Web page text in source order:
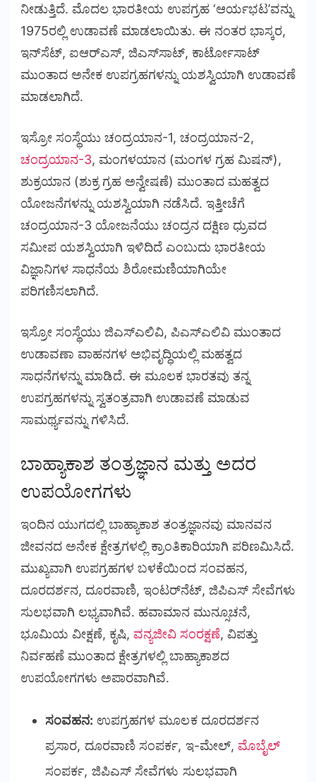
ನೀಡುತ್ತಿದೆ. ಮೊದಲ ಭಾರತೀಯ ಉಪಗ್ರಹ ‘ಆರ್ಯಭಟ’ವನ್ನು
1975ರಲ್ಲಿ ಉಡಾವಣೆ ಮಾಡಲಾಯಿತು. ಈ ನಂತರ ಭಾಸ್ಕರ,
ಇನ್‌ಸೆಟ್, ಐಆರ್‌ಎಸ್, ಜಿಎಸ್‌ಸಾಟ್, ಕಾರ್ಟೋಸಾಟ್
ಮುಂತಾದ ಅನೇಕ ಉಪಗ್ರಹಗಳನ್ನು ಯಶಸ್ವಿಯಾಗಿ ಉಡಾವಣೆ
ಮಾಡಲಾಗಿದೆ.
ಇಸ್ರೋ ಸಂಸ್ಥೆಯು ಚಂದ್ರಯಾನ-1, ಚಂದ್ರಯಾನ-2,
ಚಂದ್ರಯಾನ-3, ಮಂಗಳಯಾನ (ಮಂಗಳ ಗ್ರಹ ಮಿಷನ್),
ಶುಕ್ರಯಾನ (ಶುಕ್ರ ಗ್ರಹ ಅನ್ವೇಷಣೆ) ಮುಂತಾದ ಮಹತ್ವದ
ಯೋಜನೆಗಳನ್ನು ಯಶಸ್ವಿಯಾಗಿ ನಡೆಸಿದೆ. ಇತ್ತೀಚೆಗೆ
ಚಂದ್ರಯಾನ-3 ಯೋಜನೆಯು ಚಂದ್ರನ ದಕ್ಷಿಣ ಧ್ರುವದ
ಸಮೀಪ ಯಶಸ್ವಿಯಾಗಿ ಇಳಿದಿದೆ ಎಂಬುದು ಭಾರತೀಯ
ವಿಜ್ಞಾನಿಗಳ ಸಾಧನೆಯ ಶಿರೋಮಣಿಯಾಗಿಯೇ
ಪರಿಗಣಿಸಲಾಗಿದೆ.
ಇಸ್ರೋ ಸಂಸ್ಥೆಯು ಜಿಎಸ್ಎಲಿವಿ, ಪಿಎಸ್ಎಲಿವಿ ಮುಂತಾದ
ಉಡಾವಣಾ ವಾಹನಗಳ ಅಭಿವೃದ್ಧಿಯಲ್ಲಿ ಮಹತ್ವದ
ಸಾಧನೆಗಳನ್ನು ಮಾಡಿದೆ. ಈ ಮೂಲಕ ಭಾರತವು ತನ್ನ
ಉಪಗ್ರಹಗಳನ್ನು ಸ್ವತಂತ್ರವಾಗಿ ಉಡಾವಣೆ ಮಾಡುವ
ಸಾಮರ್ಥ್ಯವನ್ನು ಗಳಿಸಿದೆ.
ಬಾಹ್ಯಾಕಾಶ ತಂತ್ರಜ್ಞಾನ ಮತ್ತು ಅದರ
ಉಪಯೋಗಗಳು
ಇಂದಿನ ಯುಗದಲ್ಲಿ ಬಾಹ್ಯಾಕಾಶ ತಂತ್ರಜ್ಞಾನವು ಮಾನವನ
ಜೀವನದ ಅನೇಕ ಕ್ಷೇತ್ರಗಳಲ್ಲಿ ಕ್ರಾಂತಿಕಾರಿಯಾಗಿ ಪರಿಣಮಿಸಿದೆ.
ಮುಖ್ಯವಾಗಿ ಉಪಗ್ರಹಗಳ ಬಳಕೆಯಿಂದ ಸಂವಹನ,
ದೂರದರ್ಶನ, ದೂರವಾಣಿ, ಇಂಟರ್‌ನೆಟ್, ಜಿಪಿಎಸ್ ಸೇವೆಗಳು
ಸುಲಭವಾಗಿ ಲಭ್ಯವಾಗಿವೆ. ಹವಾಮಾನ ಮುನ್ಸೂಚನೆ,
ಭೂಮಿಯ ವೀಕ್ಷಣೆ, ಕೃಷಿ, ವನ್ಯಜೀವಿ ಸಂರಕ್ಷಣೆ, ವಿಪತ್ತು
ನಿರ್ವಹಣೆ ಮುಂತಾದ ಕ್ಷೇತ್ರಗಳಲ್ಲಿ ಬಾಹ್ಯಾಕಾಶದ
ಉಪಯೋಗಗಳು ಅಪಾರವಾಗಿವೆ.
ಸಂವಹನ: ಉಪಗ್ರಹಗಳ ಮೂಲಕ ದೂರದರ್ಶನ
ಪ್ರಸಾರ, ದೂರವಾಣಿ ಸಂಪರ್ಕ, ಇ-ಮೇಲ್, ಮೊಬೈಲ್
ಸಂಪರ್ಕ, ಜಿಪಿಎಸ್ ಸೇವೆಗಳು ಸುಲಭವಾಗಿ